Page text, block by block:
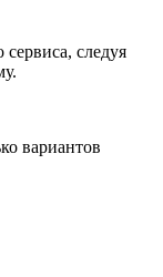
следуя
вариантов